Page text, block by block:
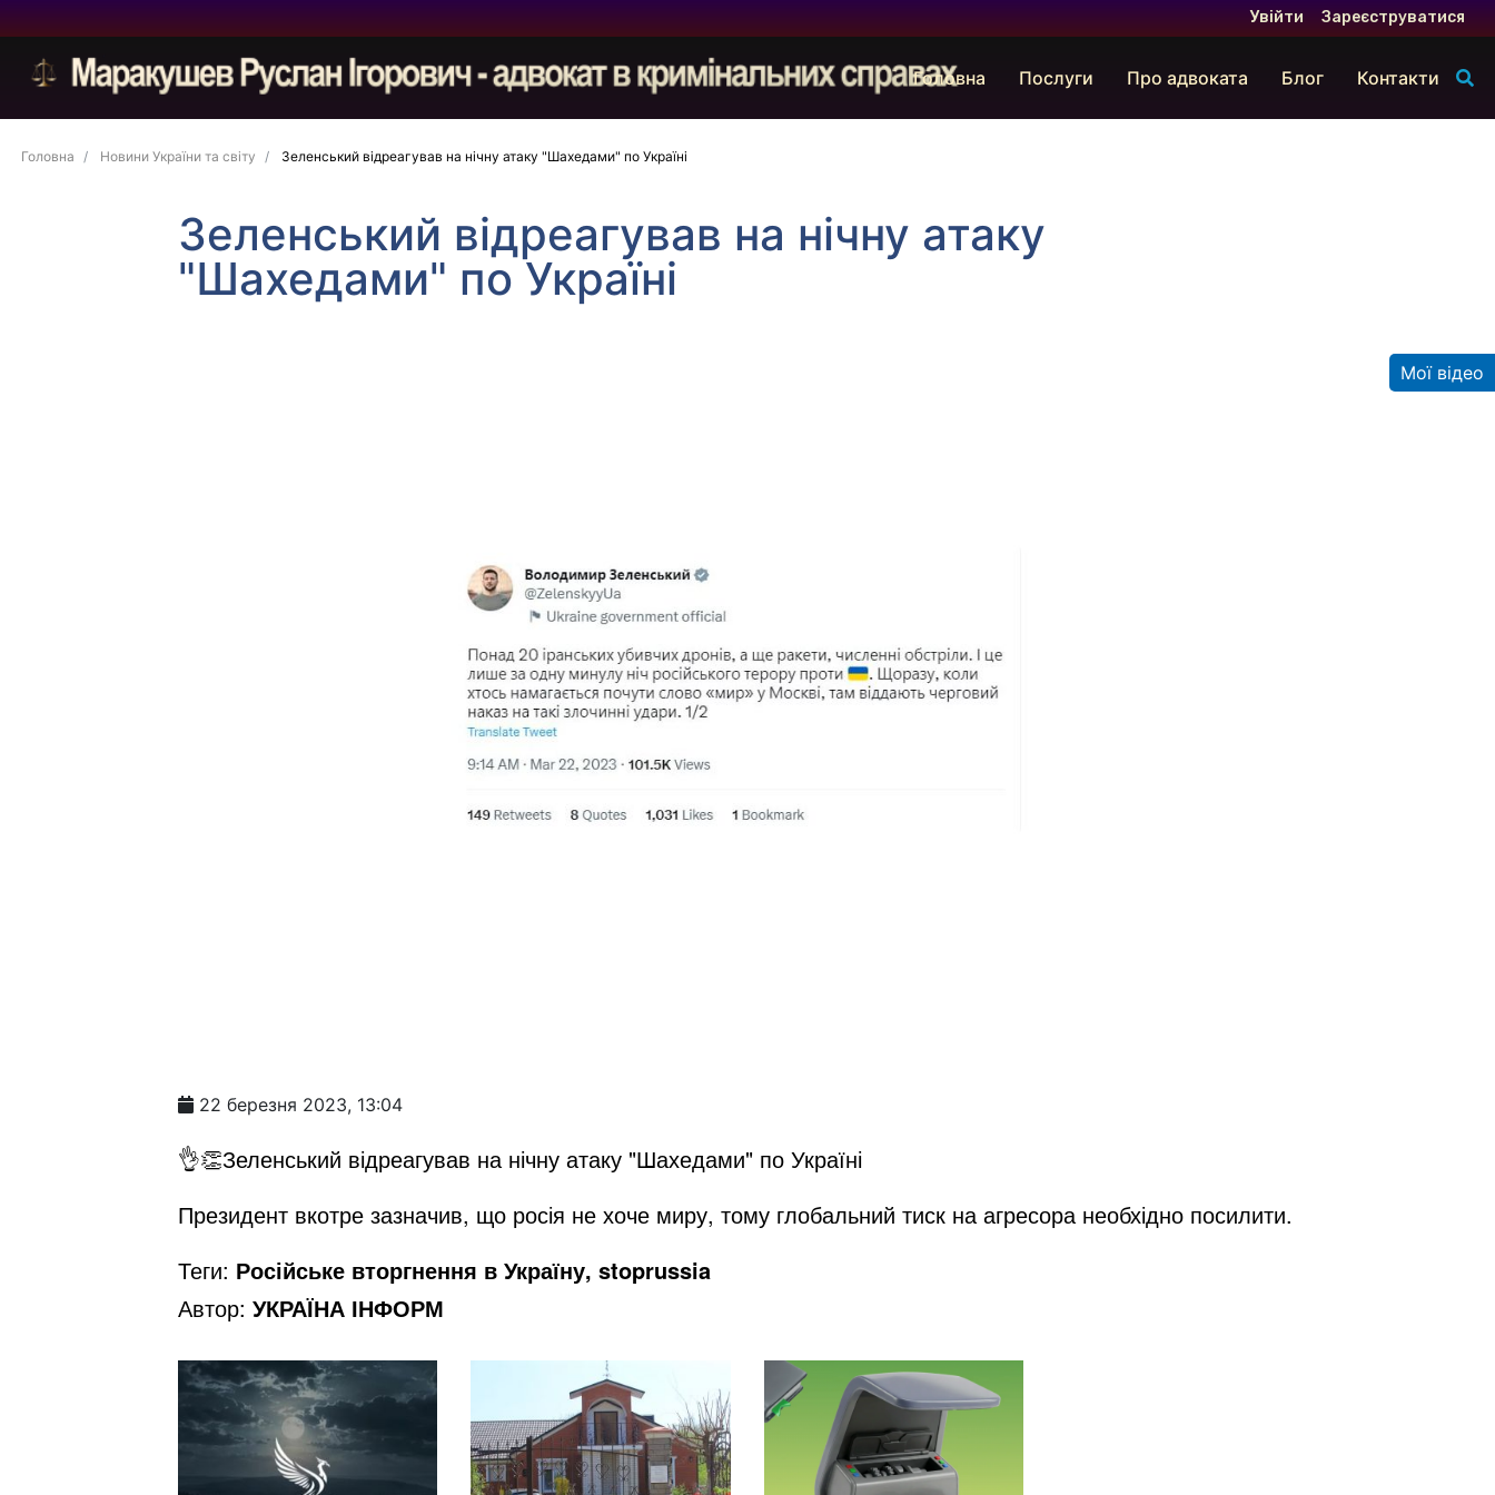
Увійти Зареєструватися
Головна Послуги Про адвоката Блог Контакти
Головна Новини України та світу Зеленський відреагував на нічну атаку "Шахедами" по Україні
Зеленський відреагував на нічну атаку
"Шахедами" по Україні
22 березня 2023, 13:04
👌👏Зеленський відреагував на нічну атаку "Шахедами" по Україні
Президент вкотре зазначив, що росія не хоче миру, тому глобальний тиск на агресора необхідно посилити.
Теги: Російське вторгнення в Україну, stoprussia
Автор: УКРАЇНА ІНФОРМ
Мої відео